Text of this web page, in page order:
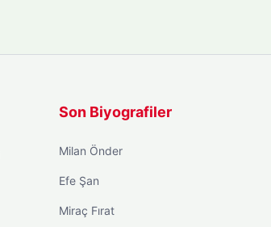
Son Biyografiler
Milan Önder
Efe Şan
Miraç Fırat